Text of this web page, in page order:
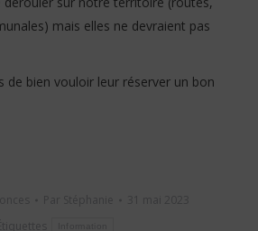
mais elles ne devraient pas
de bien vouloir leur réserver un bon